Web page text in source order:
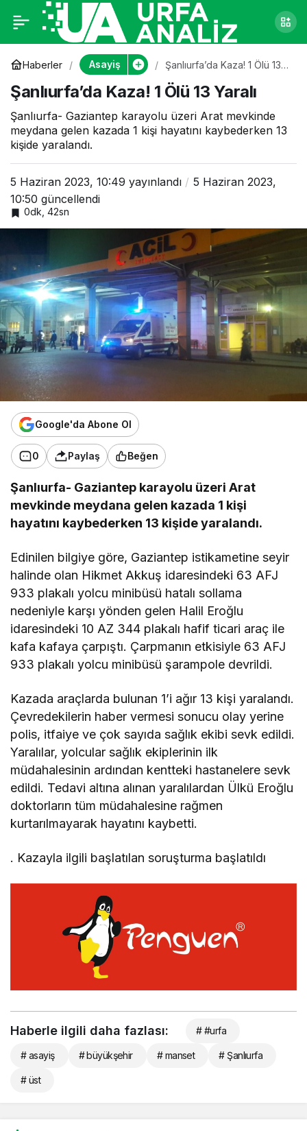
Haberler Asayiş
Şanlıurfa’da Kaza! 1 Ölü 13
Şanlıurfa’da Kaza! 1 Ölü 13 Yaralı
Şanlıurfa- Gaziantep karayolu üzeri Arat mevkinde
meydana gelen kazada 1 kişi hayatını kaybederken 13
kişide yaralandı.
5 Haziran 2023, 10:49 yayınlandı
5 Haziran 2023,
10:50 güncellendi
0dk, 42sn
Google'da Abone Ol
0 Paylaş Beğen
Şanlıurfa- Gaziantep karayolu üzeri Arat
mevkinde meydana gelen kazada 1 kişi
hayatını kaybederken 13 kişide yaralandı.
Edinilen bilgiye göre, Gaziantep istikametine seyir
halinde olan Hikmet Akkuş idaresindeki 63 AFJ
933 plakalı yolcu minibüsü hatalı sollama
nedeniyle karşı yönden gelen Halil Eroğlu
idaresindeki 10 AZ 344 plakalı hafif ticari araç ile
kafa kafaya çarpıştı. Çarpmanın etkisiyle 63 AFJ
933 plakalı yolcu minibüsü şarampole devrildi.
Kazada araçlarda bulunan 1’i ağır 13 kişi yaralandı.
Çevredekilerin haber vermesi sonucu olay yerine
polis, itfaiye ve çok sayıda sağlık ekibi sevk edildi.
Yaralılar, yolcular sağlık ekiplerinin ilk
müdahalesinin ardından kentteki hastanelere sevk
edildi. Tedavi altına alınan yaralılardan Ülkü Eroğlu
doktorların tüm müdahalesine rağmen
kurtarılmayarak hayatını kaybetti.
. Kazayla ilgili başlatılan soruşturma başlatıldı
Şanlıurfa’da Kaza! 1
Ölü 13 Yaralı
0
Haberle ilgili daha fazlası: # #urfa
# asayiş # büyükşehir # manset # Şanlıurfa
# üst